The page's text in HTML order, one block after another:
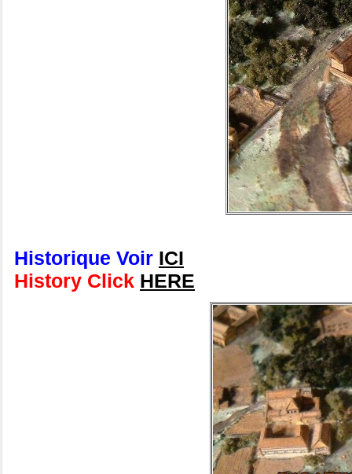
Historique Voir ICI
History Click HERE